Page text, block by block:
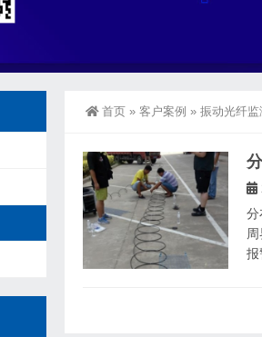
首页 » 客户案例 » 振动光纤监
分
报